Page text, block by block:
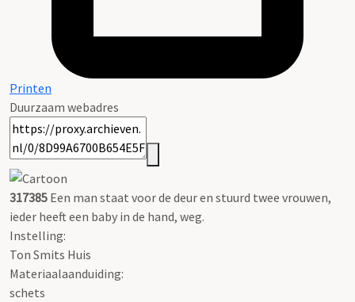
Printen
Duurzaam webadres
317385 Een man staat voor de deur en stuurd twee vrouwen,
ieder heeft een baby in de hand, weg.
Instelling:
Ton Smits Huis
Materiaalaanduiding:
schets